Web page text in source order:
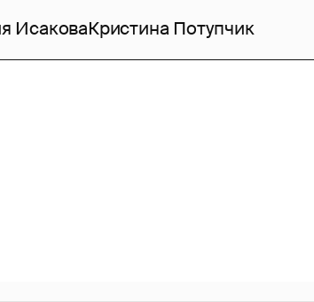
ИсаковаКристина Потупчик